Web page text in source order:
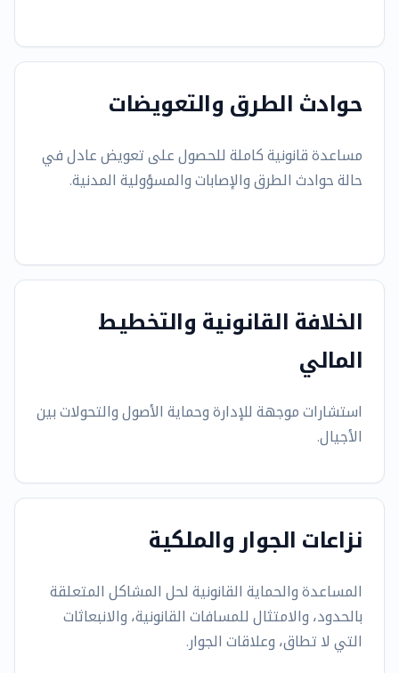
حوادث الطرق والتعويضات
مساعدة قانونية كاملة للحصول على تعويض عادل في
حالة حوادث الطرق والإصابات والمسؤولية المدنية.
الخلافة القانونية والتخطيط
المالي
استشارات موجهة للإدارة وحماية الأصول والتحولات بين
الأجيال.
نزاعات الجوار والملكية
المساعدة والحماية القانونية لحل المشاكل المتعلقة
بالحدود، والامتثال للمسافات القانونية، والانبعاثات
التي لا تطاق، وعلاقات الجوار.